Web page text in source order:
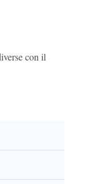
con il